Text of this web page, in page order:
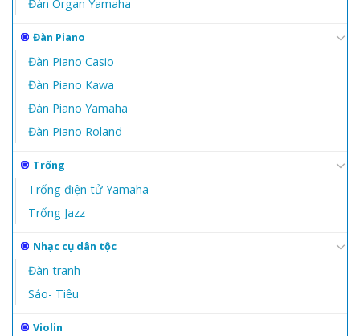
Đàn Organ Yamaha
Đàn Piano
Đàn Piano Casio
Đàn Piano Kawa
Đàn Piano Yamaha
Đàn Piano Roland
Trống
Trống điện tử Yamaha
Trống Jazz
Nhạc cụ dân tộc
Đàn tranh
Sáo- Tiêu
Violin